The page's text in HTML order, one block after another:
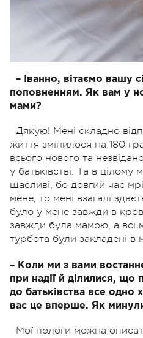
– Іванно, вітаємо вашу
поповненням. Як вам у
мами?
Дякую! Мені складно
життя змінилося на 180
всього нового та
у батьківстві. Та в
щасливі, бо довгий час
мене, то мені взагалі
було у мене завжди в
завжди була мамою, а всі
турбота були закладені в
– Коли ми з вами
при надії й ділилися, що
до батьківства все одно
вас це вперше. Як
Мої пологи можна